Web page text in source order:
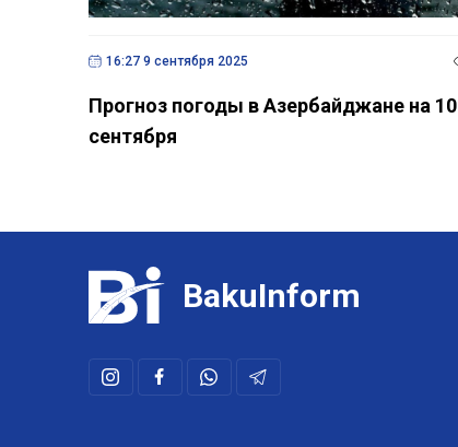
BakuInform